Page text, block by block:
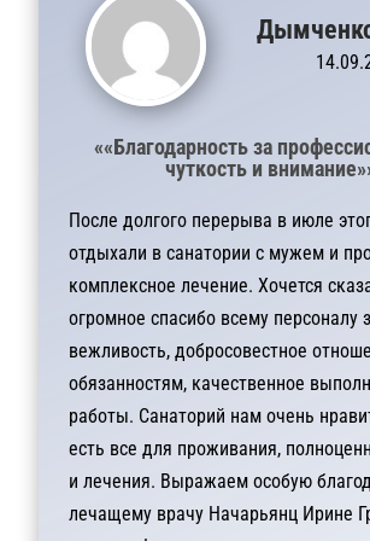
««Благодарность за
чуткость и
После долгого перерыва в июле
отдыхали в санатории с мужем и
комплексное лечение. Хочется
огромное спасибо всему персоналу
вежливость, добросовестное
обязанностям, качественное
работы. Санаторий нам очень
есть все для проживания,
и лечения. Выражаем особую
лечащему врачу Начарьянц Ирине